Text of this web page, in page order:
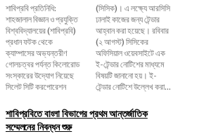
শাবিপ্রবি প্রতিনিধি:
শাহজালাল বিজ্ঞান ও প্রযুক্তি
বিশ্ববিদ্যালয়ের (শাবিপ্রবি)
প্রধান ফটক থেকে
ক্যাম্পাসের অভ্যন্তরীণ
গোলচত্বর পর্যন্ত কিলোরোড
সংস্কারের উদ্যোগ নিয়েছে
সিলেট সিটি করপোরেশন
(সিসিক)। এ লক্ষ্যে আরসিসি
ঢালাই কাজের জন্য টেন্ডার
আহ্বান করা হয়েছে। রবিবার
(২ আগস্ট) সিসিকের
অফিসিয়াল ওয়েবসাইটে এক
ই-টেন্ডার নোটিশের মাধ্যমে
বিষয়টি জানানো হয়। ই-
টেন্ডার নোটিশে উল্লেখ করা...
শাবিপ্রবিতে বাংলা বিভাগের প্রথম আন্তর্জাতিক
সম্মেলনের নিবন্ধন শুরু